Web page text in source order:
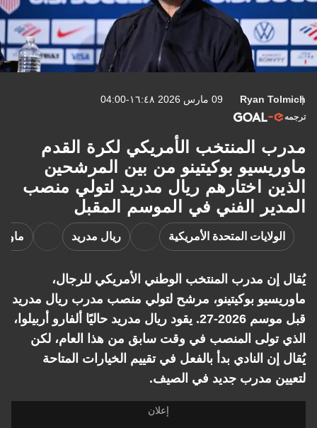
لا، أنا أصغر من 24
Ryan Tolmich 09 مارس 2026 ١٦:٤٨-04:00
ترجمه
مدرب المنتخب الأمريكي لكرة القدم
ماوريسيو بوكيتينو من بين المرشحين
الذين اختارهم ريال مدريد لتولي منصب
المدير الفني في الموسم المقبل
الولايات المتحدة الأمريكية ريال مدريد
يُقال إن مدرب المنتخب الوطني الأمريكي للرجال،
ماوريسيو بوكيتينو، مرشح لتولي منصب مدرب ريال مدريد
قبل موسم 2026-27. يقود ريال مدريد حاليًا ألفارو أربيلوا،
الذي تولى المنصب في وقت سابق من هذا العام، لكن
يُقال إن النادي بدأ بالفعل في تقييم الخيارات المتاحة
لتعيين مدرب جديد في الصيف.